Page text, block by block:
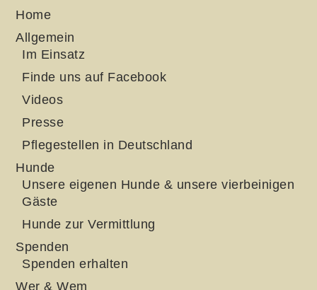
Home
Allgemein
Im Einsatz
Finde uns auf Facebook
Videos
Presse
Pflegestellen in Deutschland
Hunde
Unsere eigenen Hunde & unsere vierbeinigen
Gäste
Hunde zur Vermittlung
Spenden
Spenden erhalten
Wer & Wem